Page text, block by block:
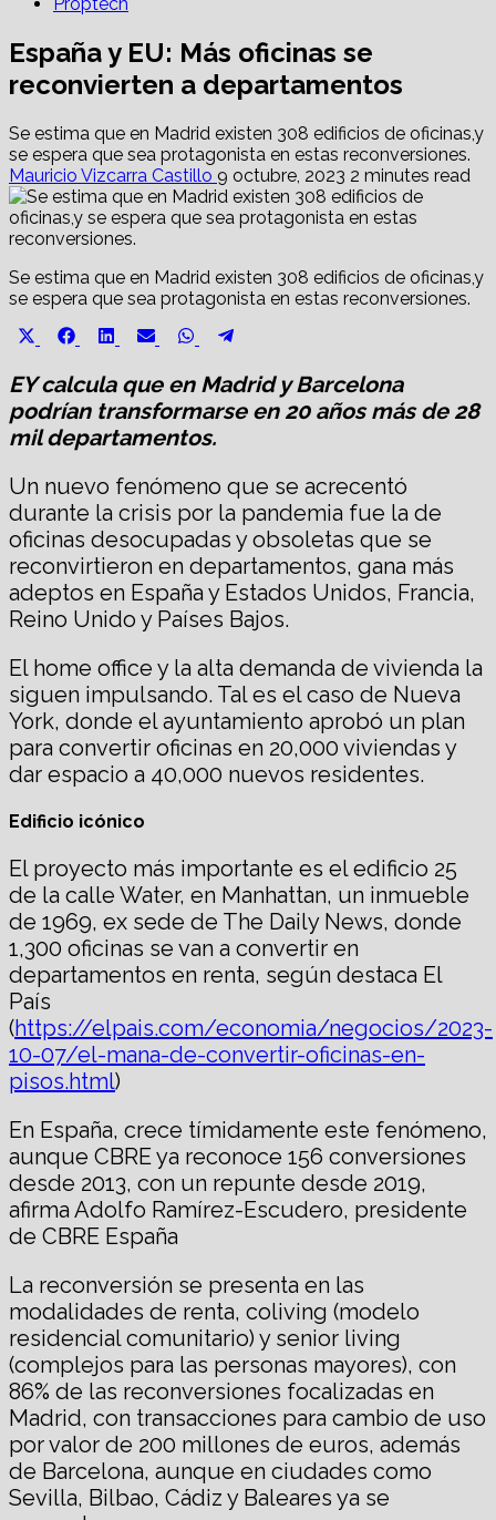
España y EU: Más oficinas se
reconvierten a departamentos
Se estima que en Madrid existen 308 edificios de oficinas,y
se espera que sea protagonista en estas reconversiones.
Mauricio Vizcarra Castillo 9 octubre, 2023 2 minutes read
Se estima que en Madrid existen 308 edificios de oficinas,y
se espera que sea protagonista en estas reconversiones.
Share
Share
Facebook
Share
LinkedIn
Share
Email
Share
WhatsApp
EY calcula que en Madrid y Barcelona
podrían transformarse en 20 años más de 28
mil departamentos.
Un nuevo fenómeno que se acrecentó
durante la crisis por la pandemia fue la de
oficinas desocupadas y obsoletas que se
reconvirtieron en departamentos, gana más
adeptos en España y Estados Unidos, Francia,
Reino Unido y Países Bajos.
El home office y la alta demanda de vivienda la
siguen impulsando. Tal es el caso de Nueva
York, donde el ayuntamiento aprobó un plan
para convertir oficinas en 20,000 viviendas y
dar espacio a 40,000 nuevos residentes.
Edificio icónico
El proyecto más importante es el edificio 25
de la calle Water, en Manhattan, un inmueble
de 1969, ex sede de The Daily News, donde
1,300 oficinas se van a convertir en
departamentos en renta, según destaca El
País
(https://elpais.com/economia/negocios/2023-
10-07/el-mana-de-convertir-oficinas-en-
pisos.html)
En España, crece tímidamente este fenómeno,
aunque CBRE ya reconoce 156 conversiones
desde 2013, con un repunte desde 2019,
afirma Adolfo Ramírez-Escudero, presidente
de CBRE España
La reconversión se presenta en las
modalidades de renta, coliving (modelo
residencial comunitario) y senior living
(complejos para las personas mayores), con
86% de las reconversiones focalizadas en
Madrid, con transacciones para cambio de uso
por valor de 200 millones de euros, además
de Barcelona, aunque en ciudades como
Sevilla, Bilbao, Cádiz y Baleares ya se